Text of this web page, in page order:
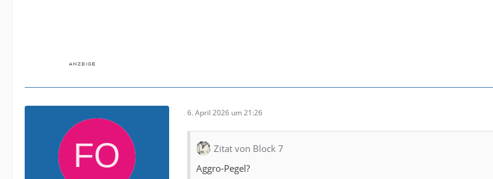
6. April 2026 um 21:26
Zitat von Block 7
Aggro-Pegel?